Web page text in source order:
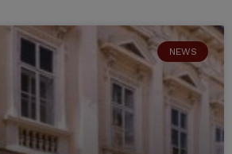
NEWS